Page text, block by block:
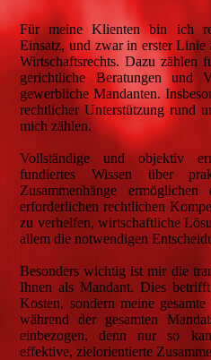
Für meine Klienten bin ich
Einsatz, und zwar in erster
Wirtschaftsrechts. Dazu zählen
gerichtliche Beratungen und
gewerbliche Mandanten.
rechtlicher Unterstützung rund
mich zählen.
Vollständige und objektiv
fundiertes Wissen über
Zusammenhänge
erforderlichen rechtlichen
zu verhelfen, wirtschaftliche
allem die notwendigen
Besonders wichtig ist mir die
Ihnen als Mandant. Dies
Kosten, sondern meine
während der gesamten
einbezogen, denn nur so
effektive, zielorientierte